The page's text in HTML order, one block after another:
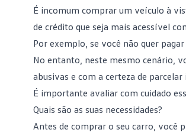
É incomum comprar um veículo à
de crédito que seja mais acessível
Por exemplo, se você não quer
No entanto, neste mesmo cenário,
abusivas e com a certeza de
É importante avaliar com cuidado
Quais são as suas necessidades?
Antes de comprar o seu carro, você